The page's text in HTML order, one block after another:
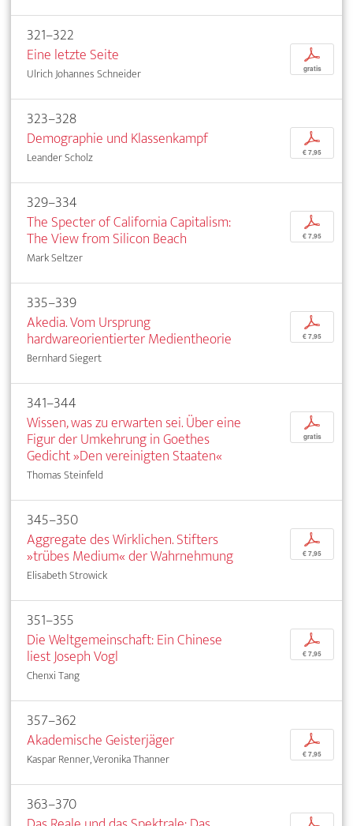
321–322
Eine letzte Seite
Ulrich Johannes Schneider
p
gratis
323–328
Demographie und Klassenkampf
Leander Scholz
p
€ 7,95
329–334
The Specter of California Capitalism:
The View from Silicon Beach
Mark Seltzer
p
€ 7,95
335–339
Akedia. Vom Ursprung
hardwareorientierter Medientheorie
Bernhard Siegert
p
€ 7,95
341–344
Wissen, was zu erwarten sei. Über eine
Figur der Umkehrung in Goethes
Gedicht »Den vereinigten Staaten«
Thomas Steinfeld
p
gratis
345–350
Aggregate des Wirklichen. Stifters
»trübes Medium« der Wahrnehmung
Elisabeth Strowick
p
€ 7,95
351–355
Die Weltgemeinschaft: Ein Chinese
liest Joseph Vogl
Chenxi Tang
p
€ 7,95
357–362
Akademische Geisterjäger
Kaspar Renner, Veronika Thanner
p
€ 7,95
363–370